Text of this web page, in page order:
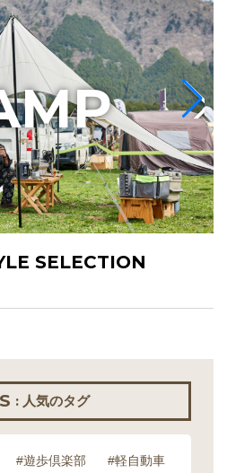
SELECTION
: 人気のタグ
#遊歩倶楽部
#軽自動車